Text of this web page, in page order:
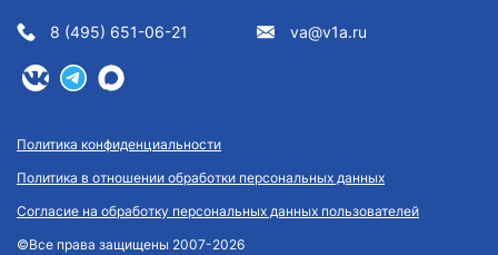
8 (495) 651-06-21 va@v1a.ru
Политика конфиденциальности
Политика в отношении обработки персональных данных
Согласие на обработку персональных данных пользователей
©Все права защищены 2007-2026